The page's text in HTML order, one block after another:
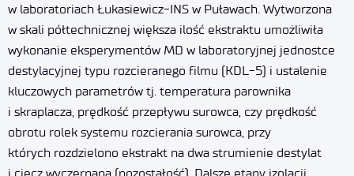
w laboratoriach Łukasiewicz-INS w Puławach. Wytworzona
w skali półtechnicznej większa ilość ekstraktu umożliwiła
wykonanie eksperymentów MD w laboratoryjnej jednostce
destylacyjnej typu rozcieranego filmu (KDL-5) i ustalenie
kluczowych parametrów tj. temperatura parownika
i skraplacza, prędkość przepływu surowca, czy prędkość
obrotu rolek systemu rozcierania surowca, przy
których rozdzielono ekstrakt na dwa strumienie destylat
i ciecz wyczerpaną (pozostałość). Dalsze etapy izolacji